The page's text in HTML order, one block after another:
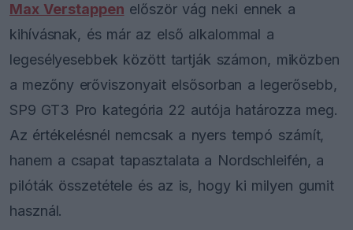
Max Verstappen először vág neki ennek a
kihívásnak, és már az első alkalommal a
legesélyesebbek között tartják számon, miközben
a mezőny erőviszonyait elsősorban a legerősebb,
SP9 GT3 Pro kategória 22 autója határozza meg.
Az értékelésnél nemcsak a nyers tempó számít,
hanem a csapat tapasztalata a Nordschleifén, a
pilóták összetétele és az is, hogy ki milyen gumit
használ.